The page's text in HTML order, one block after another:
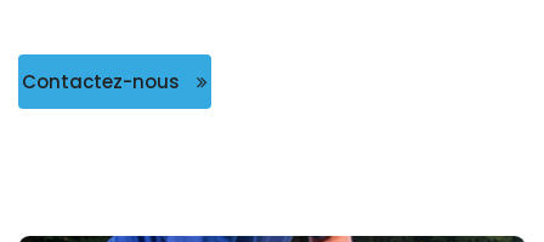
Contactez-nous